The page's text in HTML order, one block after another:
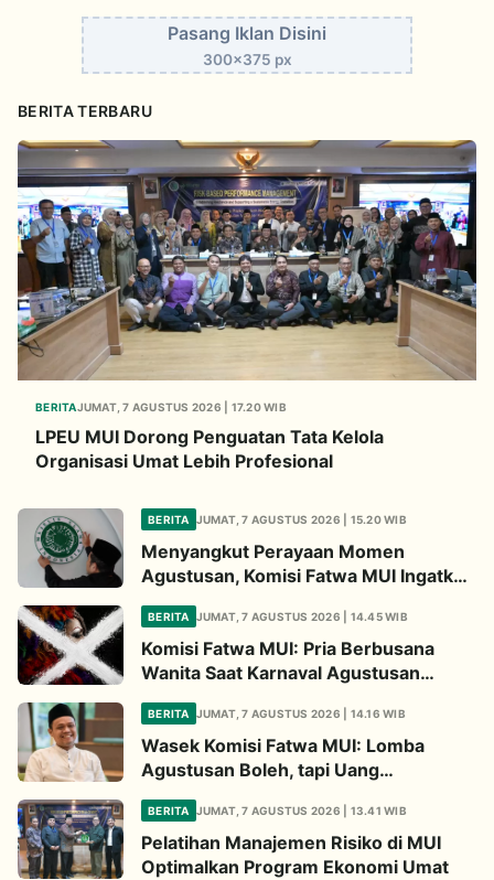
Pasang Iklan Disini
300x375 px
BERITA TERBARU
BERITAJUMAT, 7 AGUSTUS 2026 | 17.20 WIB
LPEU MUI Dorong Penguatan Tata Kelola
Organisasi Umat Lebih Profesional
BERITA JUMAT, 7 AGUSTUS 2026 | 15.20 WIB
Menyangkut Perayaan Momen
Agustusan, Komisi Fatwa MUI Ingatkan
Tiga Hal Ini
BERITA JUMAT, 7 AGUSTUS 2026 | 14.45 WIB
Komisi Fatwa MUI: Pria Berbusana
Wanita Saat Karnaval Agustusan
Haram Hukumnya
BERITA JUMAT, 7 AGUSTUS 2026 | 14.16 WIB
Wasek Komisi Fatwa MUI: Lomba
Agustusan Boleh, tapi Uang
Pendaftaran untuk Hadiah Haram
Hukumnya
BERITA JUMAT, 7 AGUSTUS 2026 | 13.41 WIB
Pelatihan Manajemen Risiko di MUI
Optimalkan Program Ekonomi Umat